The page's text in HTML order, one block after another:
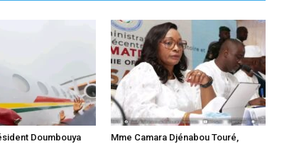
Doumbouya
Mme Camara Djénabou Touré,